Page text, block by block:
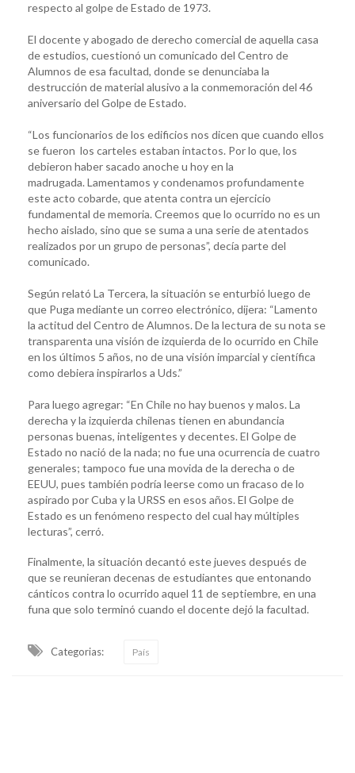
respecto al golpe de Estado de 1973.
El docente y abogado de derecho comercial de aquella casa
de estudios, cuestionó un comunicado del Centro de
Alumnos de esa facultad, donde se denunciaba la
destrucción de material alusivo a la conmemoración del 46
aniversario del Golpe de Estado.
“Los funcionarios de los edificios nos dicen que cuando ellos
se fueron los carteles estaban intactos. Por lo que, los
debieron haber sacado anoche u hoy en la
madrugada. Lamentamos y condenamos profundamente
este acto cobarde, que atenta contra un ejercicio
fundamental de memoria. Creemos que lo ocurrido no es un
hecho aislado, sino que se suma a una serie de atentados
realizados por un grupo de personas”, decía parte del
comunicado.
Según relató La Tercera, la situación se enturbió luego de
que Puga mediante un correo electrónico, dijera: “Lamento
la actitud del Centro de Alumnos. De la lectura de su nota se
transparenta una visión de izquierda de lo ocurrido en Chile
en los últimos 5 años, no de una visión imparcial y científica
como debiera inspirarlos a Uds.”
Para luego agregar: “En Chile no hay buenos y malos. La
derecha y la izquierda chilenas tienen en abundancia
personas buenas, inteligentes y decentes. El Golpe de
Estado no nació de la nada; no fue una ocurrencia de cuatro
generales; tampoco fue una movida de la derecha o de
EEUU, pues también podría leerse como un fracaso de lo
aspirado por Cuba y la URSS en esos años. El Golpe de
Estado es un fenómeno respecto del cual hay múltiples
lecturas”, cerró.
Finalmente, la situación decantó este jueves después de
que se reunieran decenas de estudiantes que entonando
cánticos contra lo ocurrido aquel 11 de septiembre, en una
funa que solo terminó cuando el docente dejó la facultad.
Categorias: País